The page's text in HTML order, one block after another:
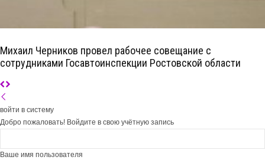
Михаил Черников провел рабочее совещание с
сотрудниками Госавтоинспекции Ростовской области
войти в систему
Добро пожаловать! Войдите в свою учётную запись
Ваше имя пользователя